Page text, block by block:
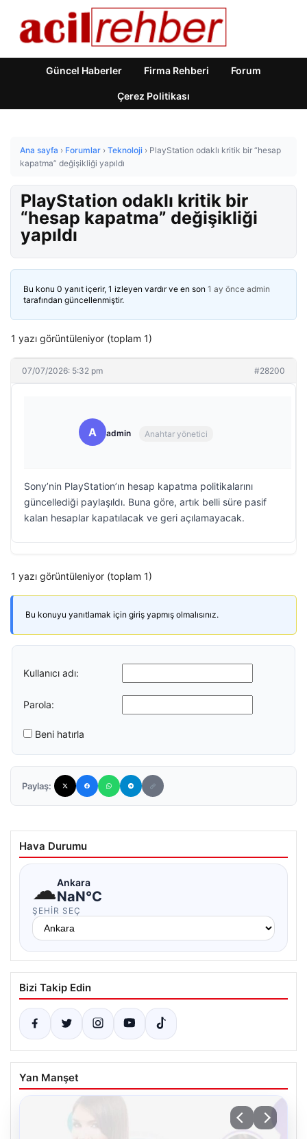
Güncel Haberler Firma Rehberi Forum
Çerez Politikası
Ana sayfa › Forumlar › Teknoloji › PlayStation odaklı kritik bir “hesap
kapatma” değişikliği yapıldı
PlayStation odaklı kritik bir
“hesap kapatma” değişikliği
yapıldı
Bu konu 0 yanıt içerir, 1 izleyen vardır ve en son 1 ay önce admin
tarafından güncellenmiştir.
1 yazı görüntüleniyor (toplam 1)
07/07/2026: 5:32 pm #28200
A admin Anahtar yönetici
Sony’nin PlayStation’ın hesap kapatma politikalarını
güncellediği paylaşıldı. Buna göre, artık belli süre pasif
kalan hesaplar kapatılacak ve geri açılamayacak.
1 yazı görüntüleniyor (toplam 1)
Bu konuyu yanıtlamak için giriş yapmış olmalısınız.
Kullanıcı adı:
Parola:
Beni hatırla
Paylaş:
Hava Durumu
☁Ankara
NaN°C
ŞEHIR SEÇ
Bizi Takip Edin
Yan Manşet